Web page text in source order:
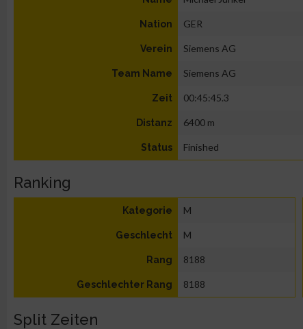
Nation GER
Verein Siemens AG
Team Name Siemens AG
Zeit 00:45:45.3
Distanz 6400 m
Status Finished
Ranking
Kategorie M
Geschlecht M
Rang 8188
Geschlechter Rang 8188
Split Zeiten